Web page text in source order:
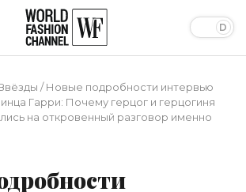
/Новые подробности интервью
Гарри: Почему герцог и герцогиня
на откровенный разговор именно